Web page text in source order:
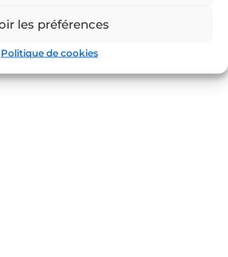
les préférences
Politique de cookies